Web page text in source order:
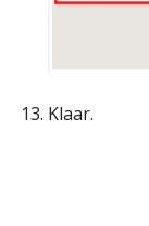
Klaar.